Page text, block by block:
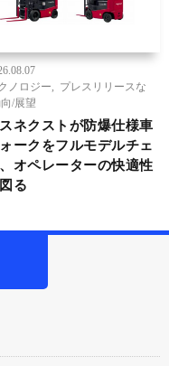
ノロジー
プレスリリースな
/展望
ネクストが防爆仕様車
ークをフルモデルチェ
オペレーターの快適性
る